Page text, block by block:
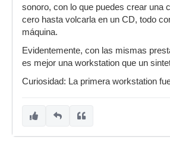
sonoro, con lo que puedes crear una
cero hasta volcarla en un CD, todo
máquina.
Evidentemente, con las mismas
es mejor una workstation que un
Curiosidad: La primera workstation